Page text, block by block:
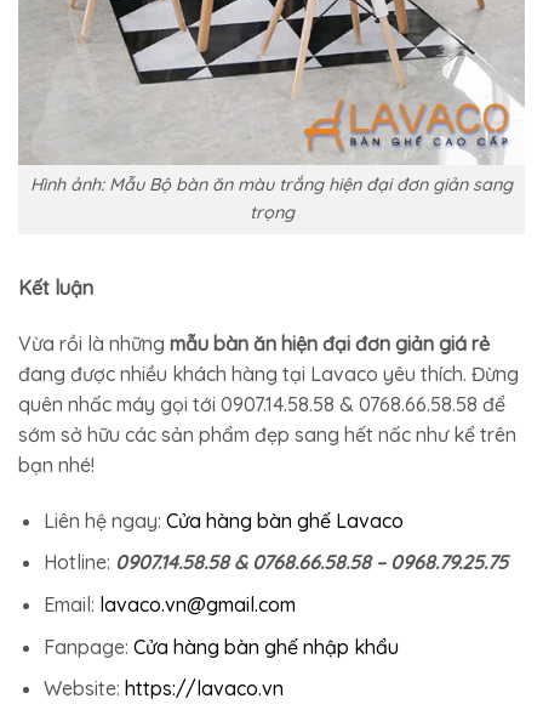
Hình ảnh: Mẫu Bộ bàn ăn màu trắng hiện đại đơn giản sang
trọng
Kết luận
Vừa rồi là những mẫu bàn ăn hiện đại đơn giản giá rẻ
đang được nhiều khách hàng tại Lavaco yêu thích. Đừng
quên nhấc máy gọi tới 0907.14.58.58 & 0768.66.58.58 để
sớm sở hữu các sản phẩm đẹp sang hết nấc như kể trên
bạn nhé!
Liên hệ ngay: Cửa hàng bàn ghế Lavaco
Hotline: 0907.14.58.58 & 0768.66.58.58 – 0968.79.25.75
Email: lavaco.vn@gmail.com
Fanpage: Cửa hàng bàn ghế nhập khẩu
Website: https://lavaco.vn